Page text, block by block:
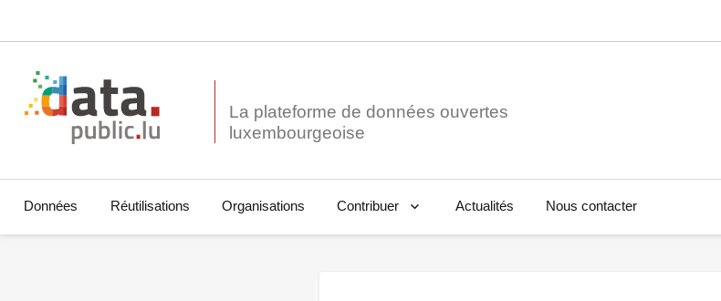
La plateforme de données ouvertes
Données Réutilisations Organisations Contribuer Actualités Nous contacter